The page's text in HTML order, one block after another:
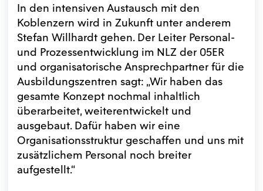
In den intensiven Austausch mit den
Koblenzern wird in Zukunft unter anderem
Stefan Willhardt gehen. Der Leiter Personal-
und Prozessentwicklung im NLZ der 05ER
und organisatorische Ansprechpartner für die
Ausbildungszentren sagt: „Wir haben das
gesamte Konzept nochmal inhaltlich
überarbeitet, weiterentwickelt und
ausgebaut. Dafür haben wir eine
Organisationsstruktur geschaffen und uns mit
zusätzlichem Personal noch breiter
aufgestellt.“